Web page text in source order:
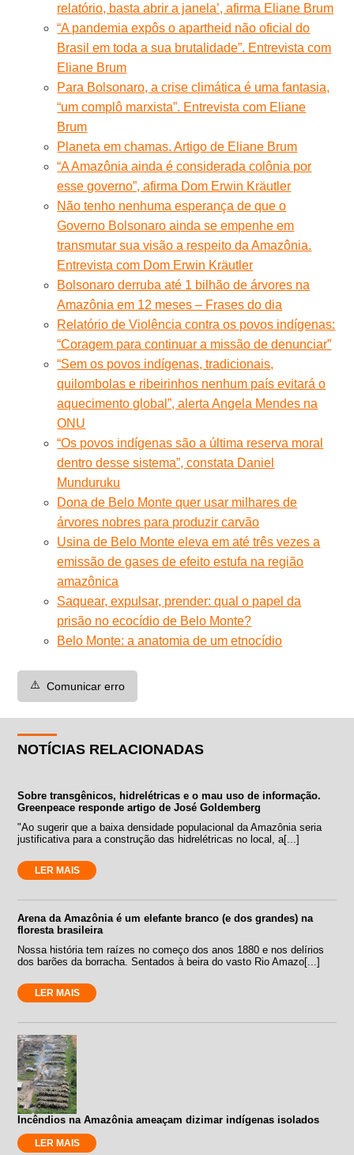
relatório, basta abrir a janela’, afirma Eliane Brum
“A pandemia expôs o apartheid não oficial do
Brasil em toda a sua brutalidade”. Entrevista com
Eliane Brum
Para Bolsonaro, a crise climática é uma fantasia,
“um complô marxista”. Entrevista com Eliane
Brum
Planeta em chamas. Artigo de Eliane Brum
“A Amazônia ainda é considerada colônia por
esse governo”, afirma Dom Erwin Kräutler
Não tenho nenhuma esperança de que o
Governo Bolsonaro ainda se empenhe em
transmutar sua visão a respeito da Amazônia.
Entrevista com Dom Erwin Kräutler
Bolsonaro derruba até 1 bilhão de árvores na
Amazônia em 12 meses – Frases do dia
Relatório de Violência contra os povos indígenas:
“Coragem para continuar a missão de denunciar”
“Sem os povos indígenas, tradicionais,
quilombolas e ribeirinhos nenhum país evitará o
aquecimento global”, alerta Angela Mendes na
ONU
“Os povos indígenas são a última reserva moral
dentro desse sistema”, constata Daniel
Munduruku
Dona de Belo Monte quer usar milhares de
árvores nobres para produzir carvão
Usina de Belo Monte eleva em até três vezes a
emissão de gases de efeito estufa na região
amazônica
Saquear, expulsar, prender: qual o papel da
prisão no ecocídio de Belo Monte?
Belo Monte: a anatomia de um etnocídio
⚠️ Comunicar erro
NOTÍCIAS RELACIONADAS
Sobre transgênicos, hidrelétricas e o mau uso de informação.
Greenpeace responde artigo de José Goldemberg
"Ao sugerir que a baixa densidade populacional da Amazônia seria
justificativa para a construção das hidrelétricas no local, a[...]
LER MAIS
Arena da Amazônia é um elefante branco (e dos grandes) na
floresta brasileira
Nossa história tem raízes no começo dos anos 1880 e nos delírios
dos barões da borracha. Sentados à beira do vasto Rio Amazo[...]
LER MAIS
Incêndios na Amazônia ameaçam dizimar indígenas isolados
LER MAIS